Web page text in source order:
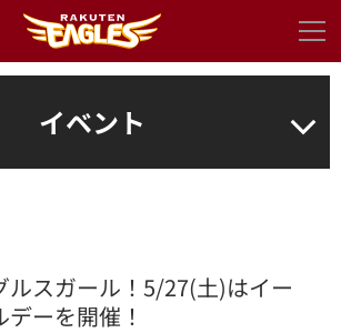
イベント
ルスガール！5/27(土)はイー
ーを開催！